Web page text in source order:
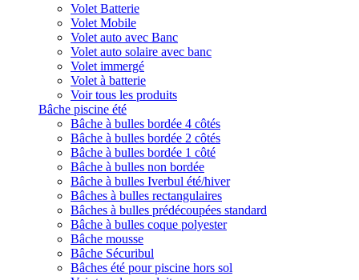
Volet Batterie
Volet Mobile
Volet auto avec Banc
Volet auto solaire avec banc
Volet immergé
Volet à batterie
Voir tous les produits
Bâche piscine été
Bâche à bulles bordée 4 côtés
Bâche à bulles bordée 2 côtés
Bâche à bulles bordée 1 côté
Bâche à bulles non bordée
Bâche à bulles Iverbul été/hiver
Bâches à bulles rectangulaires
Bâches à bulles prédécoupées standard
Bâche à bulles coque polyester
Bâche mousse
Bâche Sécuribul
Bâches été pour piscine hors sol